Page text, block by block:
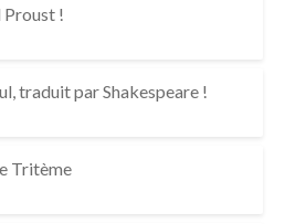
!
traduit par Shakespeare !
Tritème